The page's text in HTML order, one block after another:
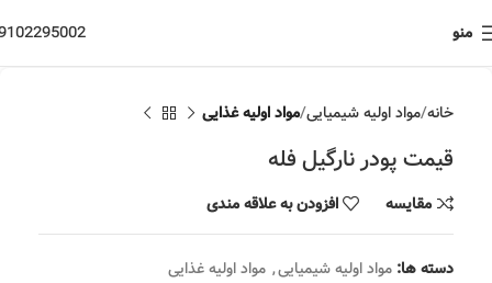
منو
خانه مواد اولیه شیمیایی مواد اولیه غذایی
قیمت پودر نارگیل فله
مقایسه افزودن به علاقه مندی
دسته ها: مواد اولیه شیمیایی, مواد اولیه غذایی